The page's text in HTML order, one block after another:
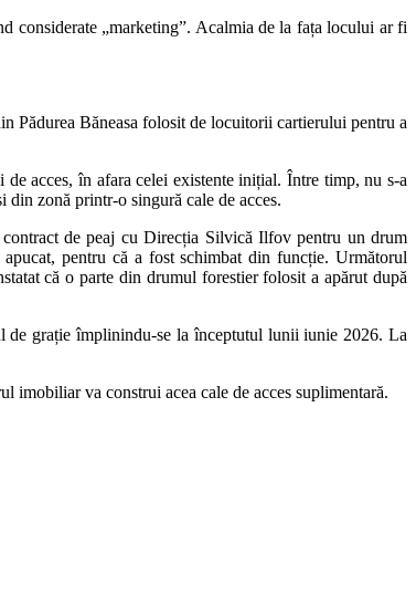
considerate „marketing”. Acalmia de la fața locului ar fi
Pădurea Băneasa folosit de locuitorii cartierului pentru a
acces, în afara celei existente inițial. Între timp, nu s-a
zonă printr-o singură cale de acces.
de peaj cu Direcția Silvică Ilfov pentru un drum
pentru că a fost schimbat din funcție. Următorul
că o parte din drumul forestier folosit a apărut după
de grație împlinindu-se la începtutul lunii iunie 2026. La
imobiliar va construi acea cale de acces suplimentară.